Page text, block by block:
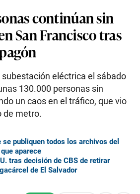
continúan sin
San Francisco tras
subestación eléctrica el sábado
130.000 personas sin
un caos en el tráfico, que vio
de metro.
publiquen todos los archivos del
aparece
tras decisión de CBS de retirar
de El Salvador